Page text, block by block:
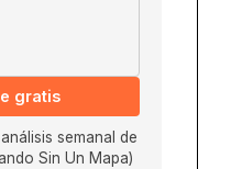
gratis
semanal de
Sin Un Mapa)